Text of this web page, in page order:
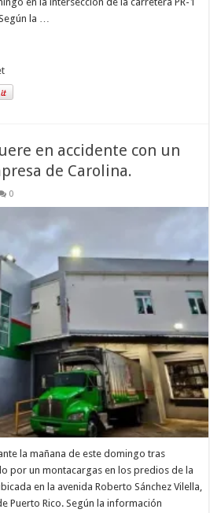
la …
en accidente con un
de Carolina.
0
la mañana de este domingo tras
por un montacargas en los predios de la
en la avenida Roberto Sánchez Vilella,
Puerto Rico. Según la información